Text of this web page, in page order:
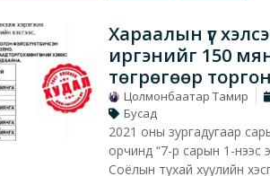
Хараалын үг
иргэнийг 150
төгрөгөөр
Цолмонбаатар Тамир
Бусад
2021 оны зургадугаар
орчинд “7-р сарын 1-нээс
Соёлын тухай хуулийн